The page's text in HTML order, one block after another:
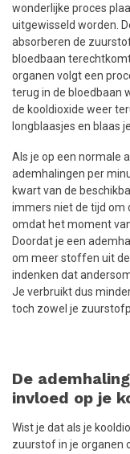
wonderlijke proces
uitgewisseld worden.
absorberen de
bloedbaan
organen volgt een
terug in de bloedbaan
de kooldioxide weer
longblaasjes en blaas
Als je op een normale
ademhalingen per
kwart van de
immers niet de tijd om
omdat het moment
Doordat je een
om meer stoffen uit
indenken dat
Je verbruikt dus
toch zowel je
De
invloed op je
Wist je dat als je
zuurstof in je organen